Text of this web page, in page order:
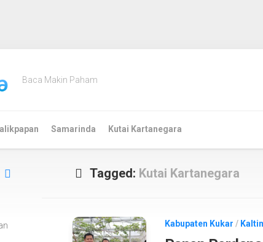
Baca Makin Paham
Samarinda Kutai Kartanegara
Tagged: Kutai Kartanegara
Kabupaten Kukar /